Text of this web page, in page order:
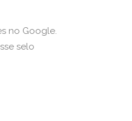
no Google.
selo